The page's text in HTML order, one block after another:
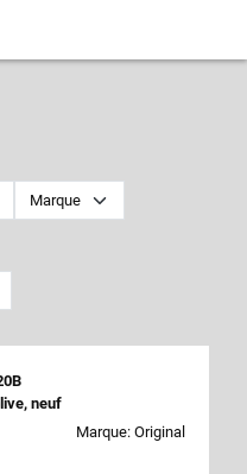
Marque
neuf
Marque: Original